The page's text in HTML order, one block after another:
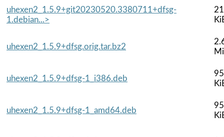
uhexen2_1.5.9+git20230520.3380711+dfsg-
1.debian...>
uhexen2_1.5.9+dfsg.orig.tar.bz2
uhexen2_1.5.9+dfsg-1_i386.deb
uhexen2_1.5.9+dfsg-1_amd64.deb